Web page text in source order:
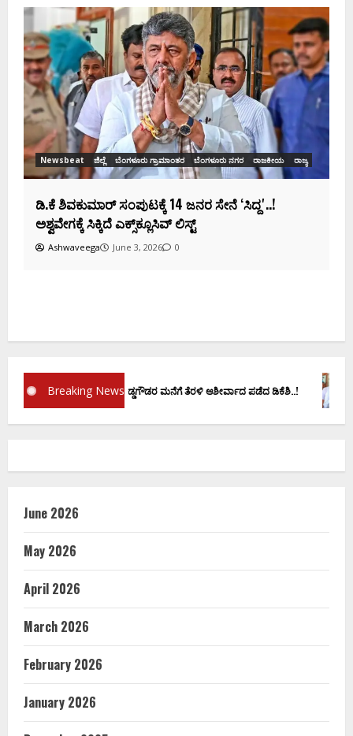
Newsbeat ಜಿಲ್ಲೆ ರಾಜಕೀಯ ರಾಜ್ಯ
ಡಿಕೆಶಿ ಜತೆ 14 ಮಂದಿ ಪ್ರಮಾಣವಚನ ಸಾಧ್ಯತೆ.. ಇಲ್ಲಿದೆ
ಸಂಭಾವ್ಯ ಸಚಿವರ ಫೈನಲ್ ಲಿಸ್ಟ್‌!
Ashwaveega June 3, 2026 0
Breaking News
ವಚನಕ್ಕೂ ಮುನ್ನ ದೊಡ್ಡಗೌಡರ ಮನೆಗೆ ತೆರಳಿ ಆಶೀರ್ವಾದ ಪಡೆದ ಡಿಕೆಶಿ..!
June 2026
May 2026
April 2026
March 2026
February 2026
January 2026